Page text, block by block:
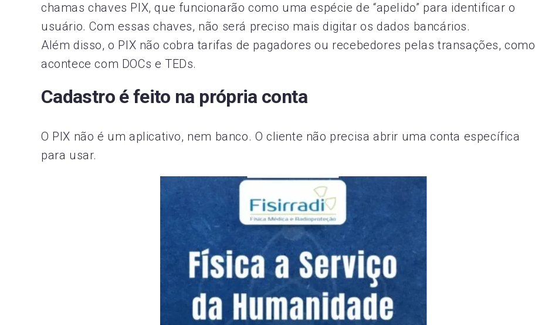
chamas chaves PIX, que funcionarão como uma espécie de “apelido” para identificar o
usuário. Com essas chaves, não será preciso mais digitar os dados bancários.
Além disso, o PIX não cobra tarifas de pagadores ou recebedores pelas transações, como
acontece com DOCs e TEDs.
Cadastro é feito na própria conta
O PIX não é um aplicativo, nem banco. O cliente não precisa abrir uma conta específica
para usar.